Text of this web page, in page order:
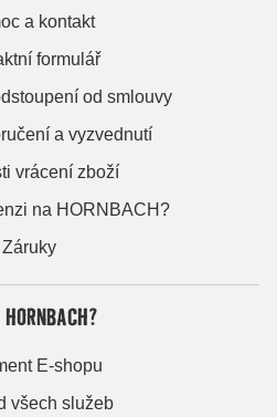
a kontakt
formulář
od smlouvy
a vyzvednutí
vrácení zboží
na HORNBACH?
Záruky
E-shopu
všech služeb